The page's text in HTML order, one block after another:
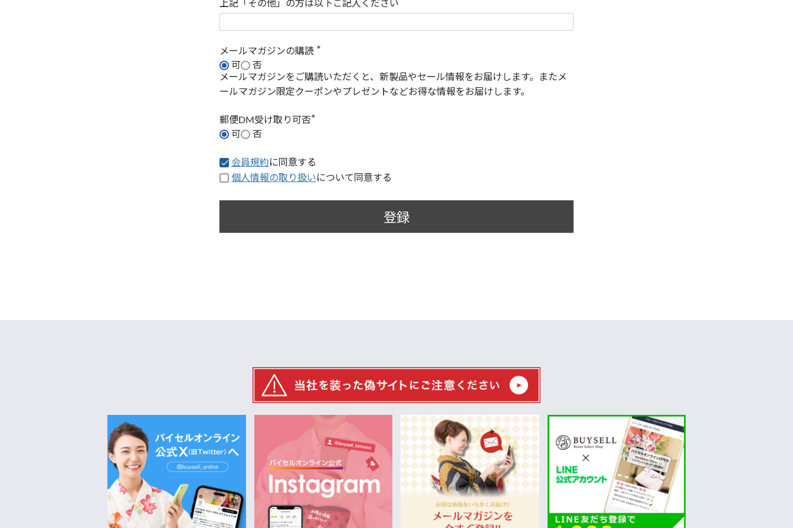
上記「その他」の方は以下ご記入ください
メールマガジンの購読
必
須
)
可
否
メールマガジンをご購読いただくと、新製品やセール情報をお届けします。またメ
ールマガジン限定クーポンやプレゼントなどお得な情報をお届けします。
郵便DM受け取り可否
)
可 否
会員規約に同意する
個人情報の取り扱いについて同意する
登録